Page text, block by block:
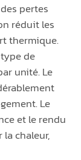
des pertes
réduit les
thermique.
de
unité. Le
Le
et le rendu
chaleur,